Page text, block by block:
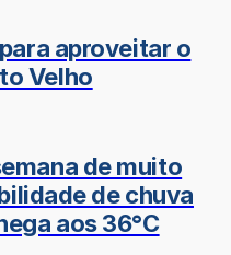
aproveitar o
Velho
de muito
de chuva
aos 36°C